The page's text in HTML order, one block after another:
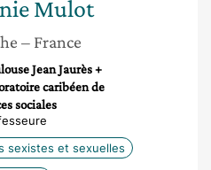
Mulot
– France
Jean Jaurès +
caribéen de
sociales
sexistes et sexuelles